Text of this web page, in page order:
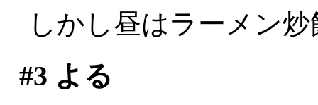
しかし昼はラーメン
#3 よる